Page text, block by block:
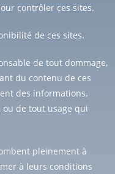
contrôler ces sites.
de ces sites.
de tout dommage,
du contenu de ces
des informations,
ou de tout usage qui
pleinement à
à leurs conditions